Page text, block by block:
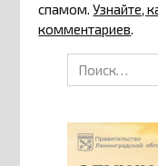
спамом.Узнайте,
комментариев.
Search
for: